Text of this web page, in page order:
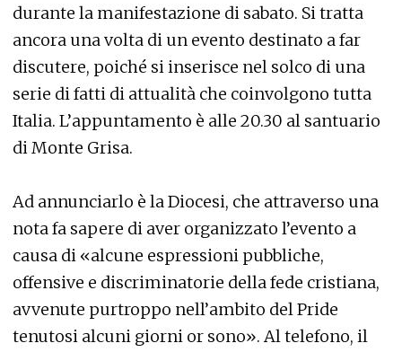
durante la manifestazione di sabato. Si tratta
ancora una volta di un evento destinato a far
discutere, poiché si inserisce nel solco di una
serie di fatti di attualità che coinvolgono tutta
Italia. L’appuntamento è alle 20.30 al santuario
di Monte Grisa.
Ad annunciarlo è la Diocesi, che attraverso una
nota fa sapere di aver organizzato l’evento a
causa di «alcune espressioni pubbliche,
offensive e discriminatorie della fede cristiana,
avvenute purtroppo nell’ambito del Pride
tenutosi alcuni giorni or sono». Al telefono, il